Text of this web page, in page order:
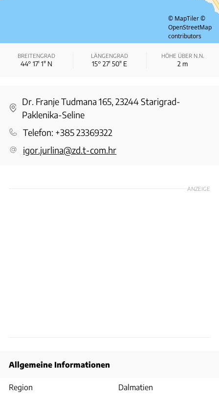
© MapTiler ©
OpenStreetMap
contributors
BREITENGRAD
44° 17′ 1″ N
LÄNGENGRAD
15° 27′ 50″ E
HÖHE ÜBER N.N.
2 m
Dr. Franje Tudmana 165, 23244 Starigrad-
Paklenika-Seline
Telefon: +385 23369322
igor.jurlina@zd.t-com.hr
ANZEIGE
Allgemeine Informationen
Region
Dalmatien